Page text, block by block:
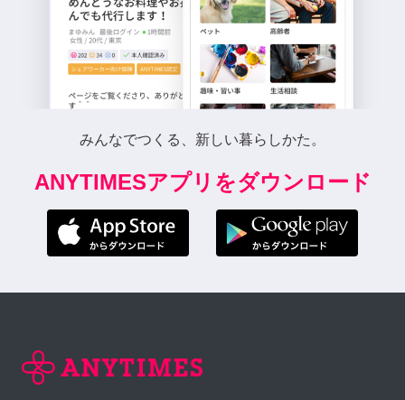
みんなでつくる、新しい暮らしかた。
ANYTIMESアプリをダウンロード